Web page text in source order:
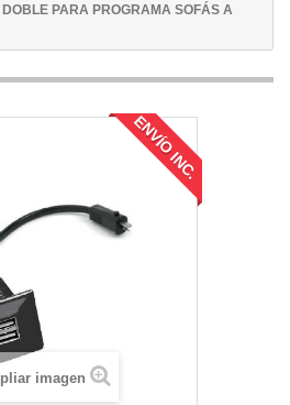
PARA PROGRAMA SOFÁS A
ENVÍO INC.
imagen